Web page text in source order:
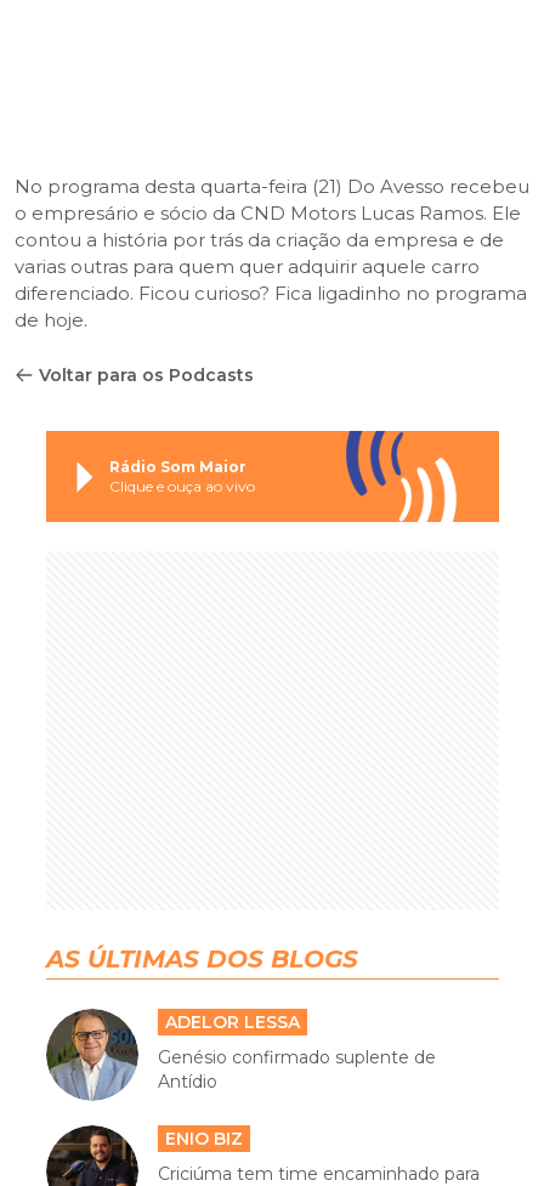
No programa desta quarta-feira (21) Do Avesso recebeu
o empresário e sócio da CND Motors Lucas Ramos. Ele
contou a história por trás da criação da empresa e de
varias outras para quem quer adquirir aquele carro
diferenciado. Ficou curioso? Fica ligadinho no programa
de hoje.
Voltar para os Podcasts
Rádio Som Maior
Clique e ouça ao vivo
AS ÚLTIMAS DOS BLOGS
ADELOR LESSA
Genésio confirmado suplente de
Antídio
ENIO BIZ
Criciúma tem time encaminhado para